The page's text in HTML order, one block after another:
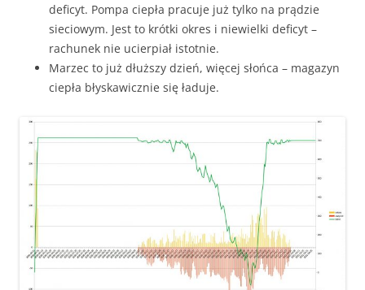
deficyt. Pompa ciepła pracuje już tylko na prądzie
sieciowym. Jest to krótki okres i niewielki deficyt –
rachunek nie ucierpiał istotnie.
Marzec to już dłuższy dzień, więcej słońca – magazyn
ciepła błyskawicznie się ładuje.